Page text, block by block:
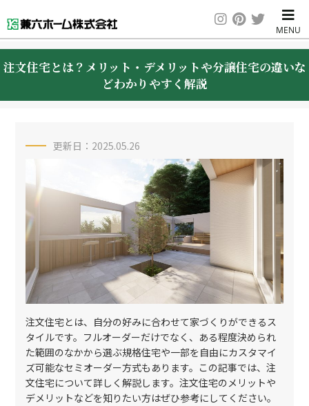
注文住宅とは？メリット・デメリットや分譲住宅の違いな
どわかりやすく解説
更新日：2025.05.26
注文住宅とは、自分の好みに合わせて家づくりができるス
タイルです。フルオーダーだけでなく、ある程度決められ
た範囲のなかから選ぶ規格住宅や一部を自由にカスタマイ
ズ可能なセミオーダー方式もあります。この記事では、注
文住宅について詳しく解説します。注文住宅のメリットや
デメリットなどを知りたい方はぜひ参考にしてください。